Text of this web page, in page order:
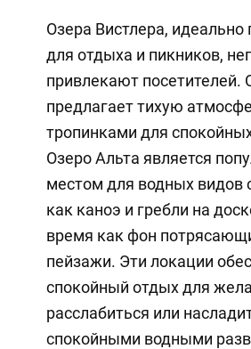
Озера Вистлера,
для отдыха и пикников,
привлекают посетителей.
предлагает тихую
тропинками для
Озеро Альта является
местом для водных видов
как каноэ и гребли на
время как фон
пейзажи. Эти локации
спокойный отдых для
расслабиться или
спокойными водными